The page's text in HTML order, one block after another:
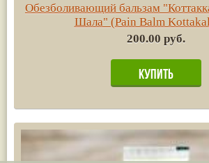
Обезболивающий бальзам
Шала" (Pain Balm
200.00 руб.